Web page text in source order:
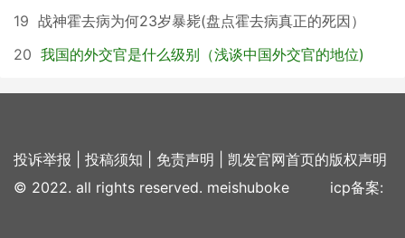
19 战神霍去病为何23岁暴毙(盘点霍去病真正的死因）
20 我国的外交官是什么级别（浅谈中国外交官的地位)
投诉举报 投稿须知 免责声明
凯发官网首页的版权声明
© 2022. all rights reserved. meishuboke icp备案: